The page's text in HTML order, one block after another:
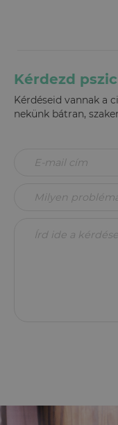
Kérdezd
Kérdéseid vannak a
nekünk bátran,